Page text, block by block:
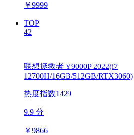
￥9999
TOP
42
联想拯救者 Y9000P 2022(i7
12700H/16GB/512GB/RTX3060)
热度指数1429
9.9 分
￥9866